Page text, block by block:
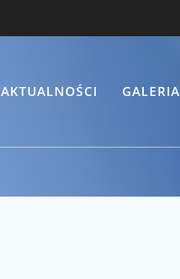
AKTUALNOŚCI GALERIA